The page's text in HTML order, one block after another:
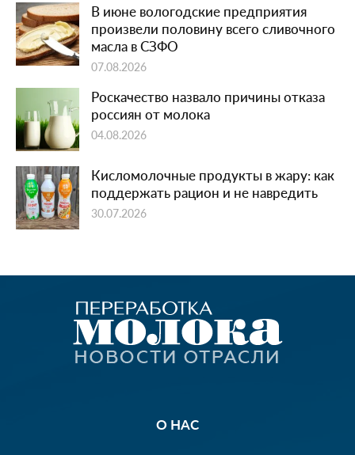
В июне вологодские предприятия
произвели половину всего сливочного
масла в СЗФО
07.08.2026
Роскачество назвало причины отказа
россиян от молока
04.08.2026
Кисломолочные продукты в жару: как
поддержать рацион и не навредить
30.07.2026
О НАС